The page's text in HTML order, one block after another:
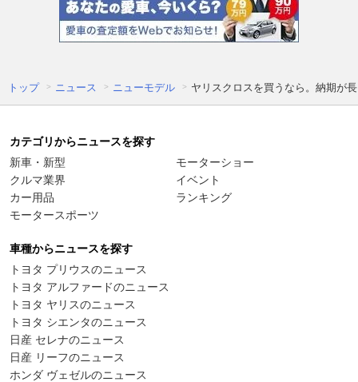
トップ ニュース ニューモデル ヤリスクロスを買うなら。納期が
カテゴリからニュースを探す
新車・新型
クルマ業界
カー用品
モータースポーツ
モーターショー
イベント
ランキング
車種からニュースを探す
トヨタ プリウスのニュース
トヨタ アルファードのニュース
トヨタ ヤリスのニュース
トヨタ シエンタのニュース
日産 セレナのニュース
日産 リーフのニュース
ホンダ ヴェゼルのニュース